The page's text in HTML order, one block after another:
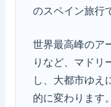
のスペイン旅行
世界最高峰のア
りなど、マドリ
し、大都市ゆえ
的に変わります